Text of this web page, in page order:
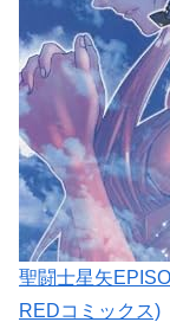
聖闘士星矢
REDコミックス)